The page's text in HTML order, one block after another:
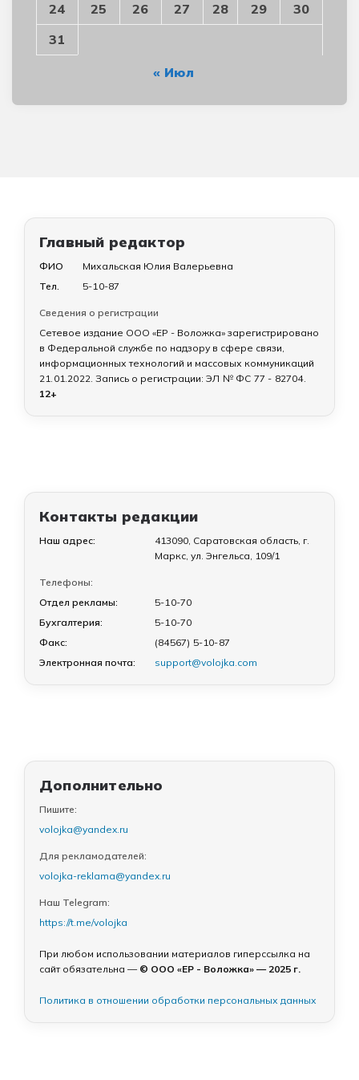
24
25 26 27 28 29
30
31
« Июл
Главный редактор
ФИО
Михальская Юлия Валерьевна
Тел.
5-10-87
Сведения о регистрации
Сетевое издание ООО «ЕР - Воложка» зарегистрировано
в Федеральной службе по надзору в сфере связи,
информационных технологий и массовых коммуникаций
21.01.2022. Запись о регистрации: ЭЛ № ФС 77 - 82704.
12+
Контакты редакции
Наш адрес:
413090, Саратовская область, г.
Маркс, ул. Энгельса, 109/1
Телефоны:
Отдел рекламы:
5-10-70
Бухгалтерия:
5-10-70
Факс:
(84567) 5-10-87
Электронная почта:
support@volojka.com
Дополнительно
Пишите:
volojka@yandex.ru
Для рекламодателей:
volojka-reklama@yandex.ru
Наш Telegram:
https://t.me/volojka
При любом использовании материалов гиперссылка на
сайт обязательна — © ООО «ЕР - Воложка» — 2025 г.
Политика в отношении обработки персональных данных